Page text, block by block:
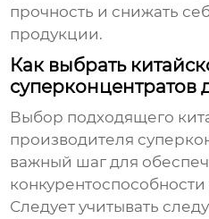
прочность и снижать
продукции.
Как выбрать
суперконцентратов
Выбор подходящего
производителя
важный шаг для
Следует учитывать